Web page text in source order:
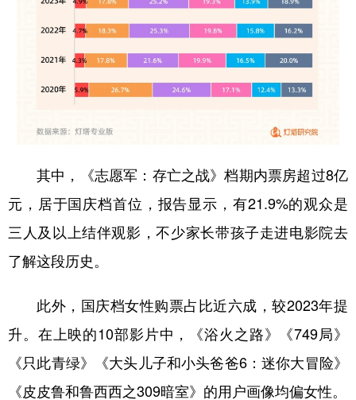
其中，《志愿军：存亡之战》档期内票房超过8亿
元，居于国庆档首位，报告显示，有21.9%的观众是
三人及以上结伴观影，不少家长带孩子走进电影院去
了解这段历史。
此外，国庆档女性购票占比近六成，较2023年提
升。在上映的10部影片中，《浴火之路》《749局》
《只此青绿》《大头儿子和小头爸爸6：迷你大冒险》
《皮皮鲁和鲁西西之309暗室》的用户画像均偏女性。